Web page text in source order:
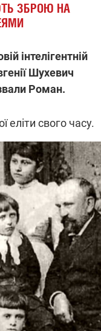
ЗБРОЮ НА
інтелігентній
Шухевич
Роман.
еліти свого часу.